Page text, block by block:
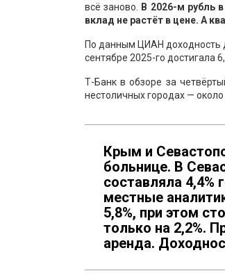
всё заново.
В 2026-м рубль
вклад не растёт в цене. А
По данным ЦИАН доходность
сентябре 2025-го достигала
Т-Банк в обзоре за
нестоличных городах —
Крым и
больнице. В
составляла 4,4%
местные
5,8%, при этом
только на 2,2%.
аренда.